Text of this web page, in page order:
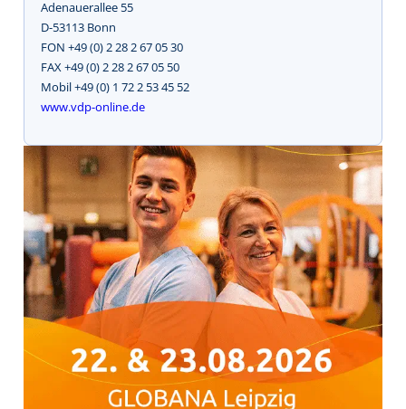
Adenauerallee 55
D-53113 Bonn
FON +49 (0) 2 28 2 67 05 30
FAX +49 (0) 2 28 2 67 05 50
Mobil +49 (0) 1 72 2 53 45 52
www.vdp-online.de